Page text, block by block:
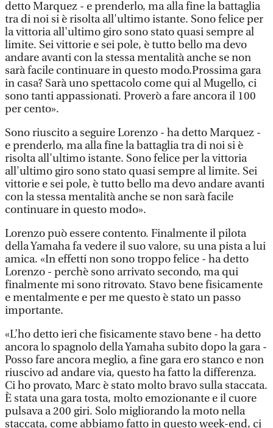
detto Marquez - e prenderlo, ma alla fine la battaglia
tra di noi si è risolta all'ultimo istante. Sono felice per
la vittoria all'ultimo giro sono stato quasi sempre al
limite. Sei vittorie e sei pole, è tutto bello ma devo
andare avanti con la stessa mentalità anche se non
sarà facile continuare in questo modo.Prossima gara
in casa? Sarà uno spettacolo come qui al Mugello, ci
sono tanti appassionati. Proverò a fare ancora il 100
per cento».
Sono riuscito a seguire Lorenzo - ha detto Marquez -
e prenderlo, ma alla fine la battaglia tra di noi si è
risolta all'ultimo istante. Sono felice per la vittoria
all'ultimo giro sono stato quasi sempre al limite. Sei
vittorie e sei pole, è tutto bello ma devo andare avanti
con la stessa mentalità anche se non sarà facile
continuare in questo modo».
Lorenzo può essere contento. Finalmente il pilota
della Yamaha fa vedere il suo valore, su una pista a lui
amica. «In effetti non sono troppo felice - ha detto
Lorenzo - perchè sono arrivato secondo, ma qui
finalmente mi sono ritrovato. Stavo bene fisicamente
e mentalmente e per me questo è stato un passo
importante.
«L’ho detto ieri che fisicamente stavo bene - ha detto
ancora lo spagnolo della Yamaha subito dopo la gara -
Posso fare ancora meglio, a fine gara ero stanco e non
riuscivo ad andare via, questo ha fatto la differenza.
Ci ho provato, Marc è stato molto bravo sulla staccata.
È stata una gara tosta, molto emozionante e il cuore
pulsava a 200 giri. Solo migliorando la moto nella
staccata, come abbiamo fatto in questo week-end, ci